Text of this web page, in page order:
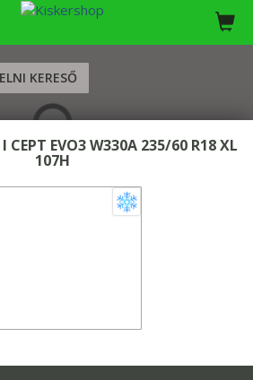
KERESŐ
CEPT EVO3 W330A 235/60 R18 XL
107H